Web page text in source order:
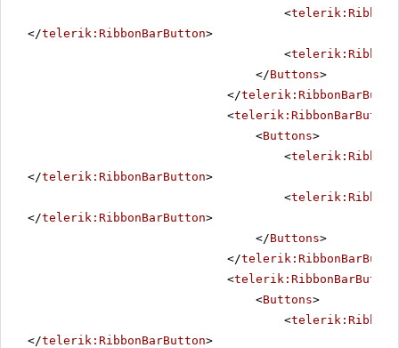
<
</telerik:RibbonBarButton>
<
</Buttons>
</
<
<Buttons>
<
</telerik:RibbonBarButton>
<
</telerik:RibbonBarButton>
</Buttons>
</
<
<Buttons>
<
</telerik:RibbonBarButton>